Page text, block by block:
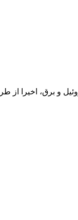
و برق، اخیرا از